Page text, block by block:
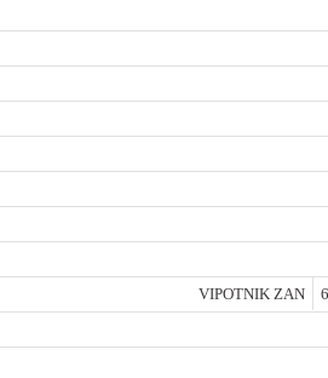
VIPOTNIK ZAN